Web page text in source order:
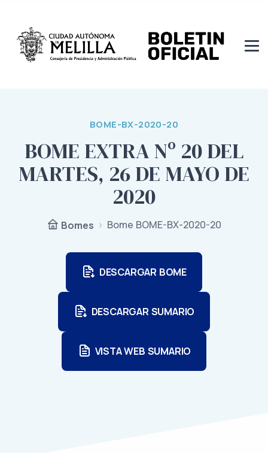
BOME-BX-2020-20
BOME EXTRA Nº 20 DEL
MARTES, 26 DE MAYO DE
2020
Bomes Bome BOME-BX-2020-20
DESCARGAR BOME
DESCARGAR SUMARIO
VISTA WEB SUMARIO